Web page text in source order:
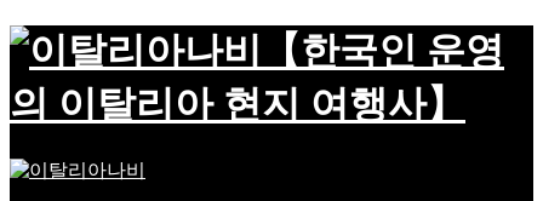
【한국인 운영
의 이탈리아 현지 여행사】